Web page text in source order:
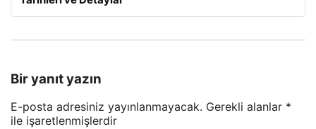
Bir yanıt yazın
E-posta adresiniz yayınlanmayacak. Gerekli alanlar *
ile işaretlenmişlerdir